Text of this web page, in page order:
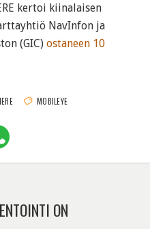
kertoi kiinalaisen
NavInfon ja
(GIC) ostaneen 10
MOBILEYE
ON